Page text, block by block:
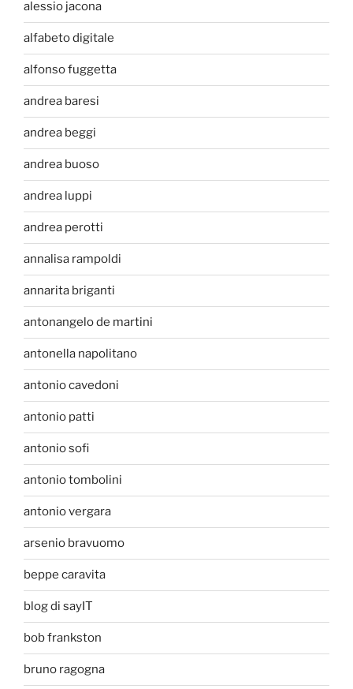
alessio jacona
alfabeto digitale
alfonso fuggetta
andrea baresi
andrea beggi
andrea buoso
andrea luppi
andrea perotti
annalisa rampoldi
annarita briganti
antonangelo de martini
antonella napolitano
antonio cavedoni
antonio patti
antonio sofi
antonio tombolini
antonio vergara
arsenio bravuomo
beppe caravita
blog di sayIT
bob frankston
bruno ragogna